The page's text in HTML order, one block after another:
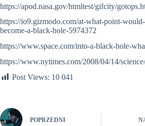
https://apod.nasa.gov/htmltest/gifcity/
https://io9.gizmodo.com/at-what-point-
become-a-black-hole-5974372
https://www.space.com/into-a-black-hole-
https://www.nytimes.com/2008/04/14/
Post Views: 10 041
POPRZEDNI